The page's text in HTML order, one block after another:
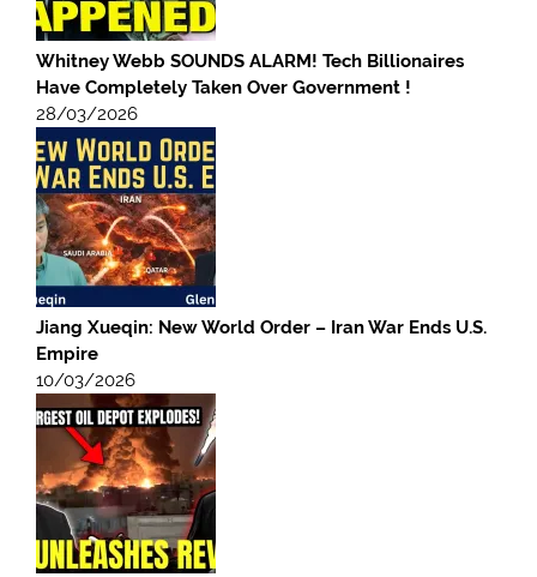
Whitney Webb SOUNDS ALARM! Tech Billionaires
Have Completely Taken Over Government !
28/03/2026
Jiang Xueqin: New World Order – Iran War Ends U.S.
Empire
10/03/2026